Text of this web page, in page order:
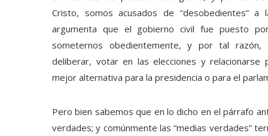
Cristo, somos acusados de “desobedientes”
argumenta que el gobierno civil fue puesto
someternos obedientemente, y por tal
deliberar, votar en las elecciones y relacionarse
mejor alternativa para la presidencia o para el
Pero bien sabemos que en lo dicho en el párrafo
verdades; y comúnmente las “medias verdades”